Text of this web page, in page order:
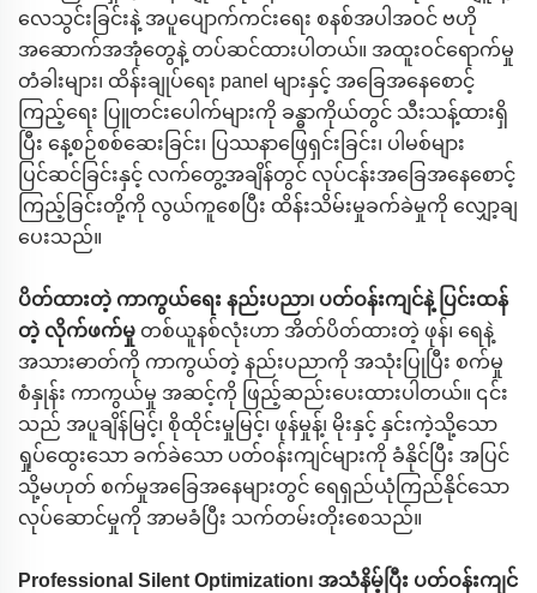
လေသွင်းခြင်းနဲ့ အပူပျောက်ကင်းရေး စနစ်အပါအဝင် ဗဟို
အဆောက်အအုံတွေနဲ့ တပ်ဆင်ထားပါတယ်။ အထူးဝင်ရောက်မှု
တံခါးများ၊ ထိန်းချုပ်ရေး panel များနှင့် အခြေအနေစောင့်
ကြည့်ရေး ပြူတင်းပေါက်များကို ခန္ဓာကိုယ်တွင် သီးသန့်ထားရှိ
ပြီး နေ့စဉ်စစ်ဆေးခြင်း၊ ပြဿနာဖြေရှင်းခြင်း၊ ပါမစ်များ
ပြင်ဆင်ခြင်းနှင့် လက်တွေ့အချိန်တွင် လုပ်ငန်းအခြေအနေစောင့်
ကြည့်ခြင်းတို့ကို လွယ်ကူစေပြီး ထိန်းသိမ်းမှုခက်ခဲမှုကို လျှော့ချ
ပေးသည်။
ပိတ်ထားတဲ့ ကာကွယ်ရေး နည်းပညာ၊ ပတ်ဝန်းကျင်နဲ့ ပြင်းထန်
တဲ့ လိုက်ဖက်မှု တစ်ယူနစ်လုံးဟာ အိတ်ပိတ်ထားတဲ့ ဖုန်၊ ရေနဲ့
အသားဓာတ်ကို ကာကွယ်တဲ့ နည်းပညာကို အသုံးပြုပြီး စက်မှု
စံနှုန်း ကာကွယ်မှု အဆင့်ကို ဖြည့်ဆည်းပေးထားပါတယ်။ ၎င်း
သည် အပူချိန်မြင့်၊ စိုထိုင်းမှုမြင့်၊ ဖုန်မှုန့်၊ မိုးနှင့် နှင်းကဲ့သို့သော
ရှုပ်ထွေးသော ခက်ခဲသော ပတ်ဝန်းကျင်များကို ခံနိုင်ပြီး အပြင်
သို့မဟုတ် စက်မှုအခြေအနေများတွင် ရေရှည်ယုံကြည်နိုင်သော
လုပ်ဆောင်မှုကို အာမခံပြီး သက်တမ်းတိုးစေသည်။
Professional Silent Optimization၊ အသံနိမ့်ပြီး ပတ်ဝန်းကျင်